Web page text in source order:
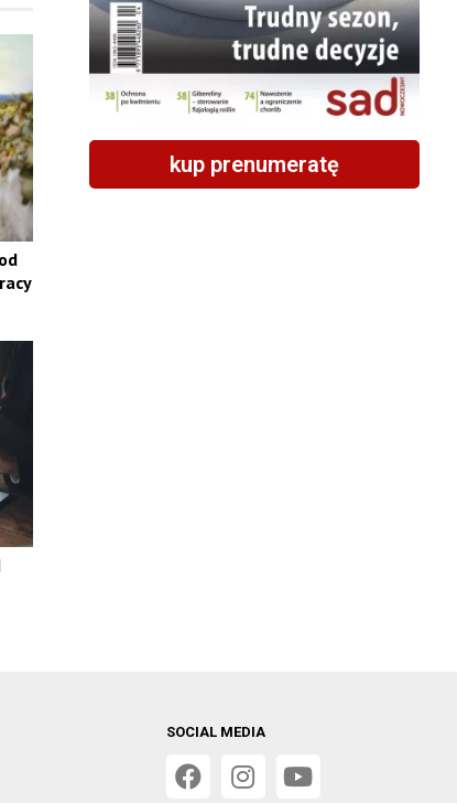
kup prenumeratę
SOCIAL MEDIA